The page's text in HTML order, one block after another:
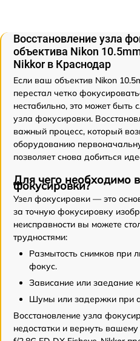
Восстановление узла
объектива Nikon
Nikkor в Краснодар
Если ваш объектив Nikon
перестал четко
нестабильно, это может быть
узла фокусировки.
важный процесс, который
оборудованию
позволяет снова добиться
Для чего необходимо
фокусировки?
Узел фокусировки — это
за точную фокусировку
неисправности вы можете
трудностями:
Размытость снимков при
фокус.
Зависание или заедание
Шумы или задержки при
Восстановление узла
недостатки и вернуть